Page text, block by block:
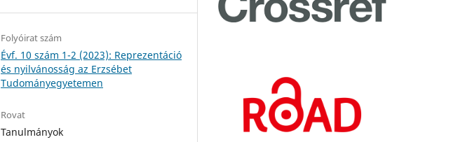
Folyóirat szám
Évf. 10 szám 1-2 (2023): Reprezentáció
és nyilvánosság az Erzsébet
Tudományegyetemen
Rovat
Tanulmányok